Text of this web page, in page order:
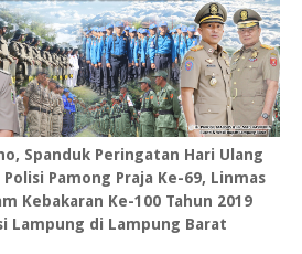
Spanduk Peringatan Hari Ulang
Pamong Praja Ke-69, Linmas
Kebakaran Ke-100 Tahun 2019
Lampung di Lampung Barat